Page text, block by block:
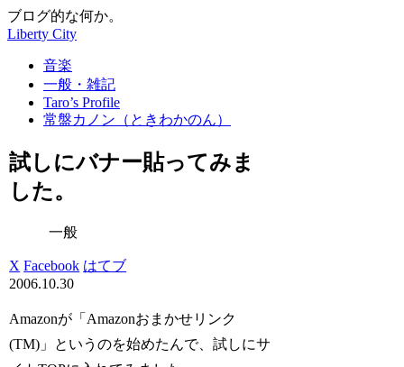
ブログ的な何か。
Liberty City
音楽
一般・雑記
Taro’s Profile
常盤カノン（ときわかのん）
試しにバナー貼ってみま
した。
一般
X Facebook はてブ
2006.10.30
Amazonが「Amazonおまかせリンク
(TM)」というのを始めたんで、試しにサ